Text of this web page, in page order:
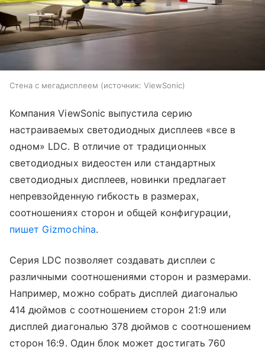
Стена с мегадисплеем источник: ViewSonic
Компания ViewSonic выпустила серию
настраиваемых светодиодных дисплеев «все в
одном» LDC. В отличие от традиционных
светодиодных видеостен или стандартных
светодиодных дисплеев, новинки предлагает
непревзойденную гибкость в размерах,
соотношениях сторон и общей конфигурации,
пишет Gizmochina.
Серия LDC позволяет создавать дисплеи с
различными соотношениями сторон и размерами.
Например, можно собрать дисплей диагональю
414 дюймов с соотношением сторон 21:9 или
дисплей диагональю 378 дюймов с соотношением
сторон 16:9. Один блок может достигать 760